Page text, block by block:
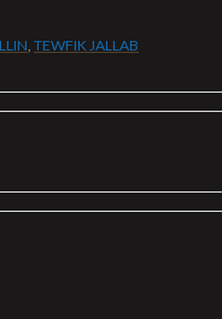
, TEWFIK JALLAB